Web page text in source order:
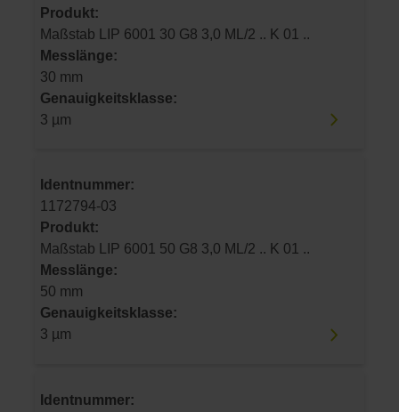
Produkt:
Maßstab LIP 6001 30 G8 3,0 ML/2 .. K 01 ..
Messlänge:
30 mm
Genauigkeitsklasse:
3 µm
Identnummer:
1172794-03
Produkt:
Maßstab LIP 6001 50 G8 3,0 ML/2 .. K 01 ..
Messlänge:
50 mm
Genauigkeitsklasse:
3 µm
Identnummer: